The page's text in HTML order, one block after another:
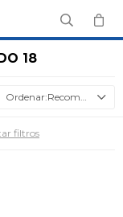
18
Recomendados
filtros